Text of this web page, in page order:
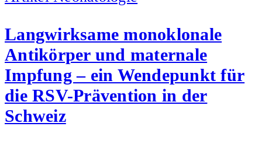
Langwirksame monoklonale
Antikörper und maternale
Impfung – ein Wendepunkt für
die RSV-Prävention in der
Schweiz